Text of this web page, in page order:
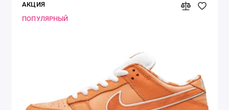
АКЦИЯ
ПОПУЛЯРНЫЙ